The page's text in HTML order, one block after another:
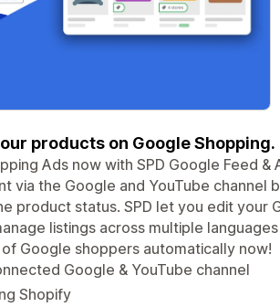
products on Google Shopping.
Ads now with SPD Google Feed &
via the Google and YouTube channel
product status. SPD let you edit your
listings across multiple
Google shoppers automatically now!
Google & YouTube channel
Shopify